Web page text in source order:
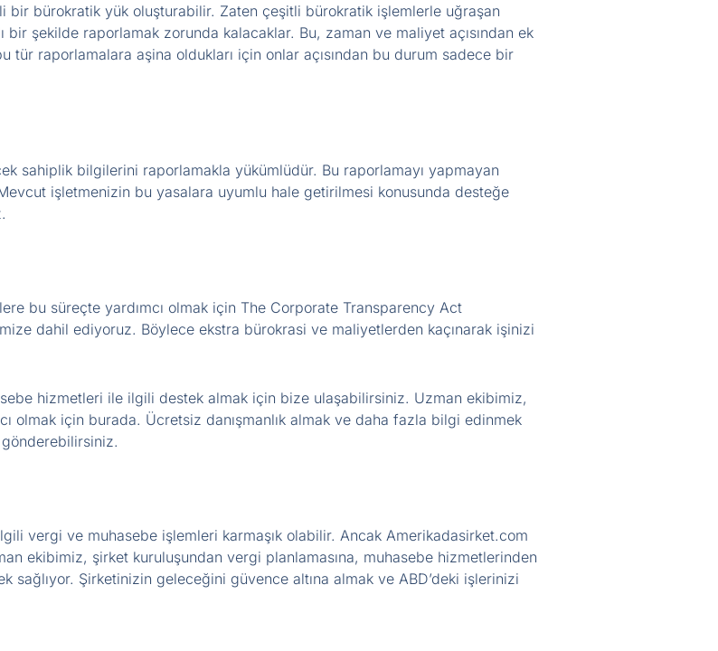
bir bürokratik yük oluşturabilir. Zaten çeşitli bürokratik işlemlerle uğraşan
bir şekilde raporlamak zorunda kalacaklar. Bu, zaman ve maliyet açısından ek
raporlamalara aşina oldukları için onlar açısından bu durum sadece bir
sahiplik bilgilerini raporlamakla yükümlüdür. Bu raporlamayı yapmayan
işletmenizin bu yasalara uyumlu hale getirilmesi konusunda desteğe
bu süreçte yardımcı olmak için The Corporate Transparency Act
dahil ediyoruz. Böylece ekstra bürokrasi ve maliyetlerden kaçınarak işinizi
hizmetleri ile ilgili destek almak için bize ulaşabilirsiniz. Uzman ekibimiz,
olmak için burada. Ücretsiz danışmanlık almak ve daha fazla bilgi edinmek
vergi ve muhasebe işlemleri karmaşık olabilir. Ancak Amerikadasirket.com
ekibimiz, şirket kuruluşundan vergi planlamasına, muhasebe hizmetlerinden
sağlıyor. Şirketinizin geleceğini güvence altına almak ve ABD’deki işlerinizi